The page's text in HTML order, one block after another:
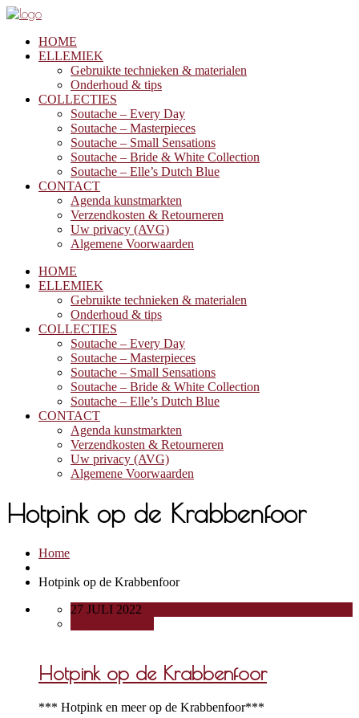
HOME
ELLEMIEK
Gebruikte technieken & materialen
Onderhoud & tips
COLLECTIES
Soutache – Every Day
Soutache – Masterpieces
Soutache – Small Sensations
Soutache – Bride & White Collection
Soutache – Elle’s Dutch Blue
CONTACT
Agenda kunstmarkten
Verzendkosten & Retourneren
Uw privacy (AVG)
Algemene Voorwaarden
HOME
ELLEMIEK
Gebruikte technieken & materialen
Onderhoud & tips
COLLECTIES
Soutache – Every Day
Soutache – Masterpieces
Soutache – Small Sensations
Soutache – Bride & White Collection
Soutache – Elle’s Dutch Blue
CONTACT
Agenda kunstmarkten
Verzendkosten & Retourneren
Uw privacy (AVG)
Algemene Voorwaarden
Hotpink op de Krabbenfoor
Home
Hotpink op de Krabbenfoor
27 JULI 2022
Hotpink op de Krabbenfoor
*** Hotpink en meer op de Krabbenfoor***